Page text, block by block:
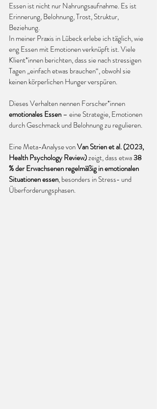
Essen ist nicht nur Nahrungsaufnahme. Es ist
Erinnerung, Belohnung, Trost, Struktur,
Beziehung.
In meiner Praxis in Lübeck erlebe ich täglich, wie
eng Essen mit Emotionen verknüpft ist. Viele
Klient*innen berichten, dass sie nach stressigen
Tagen „einfach etwas brauchen“, obwohl sie
keinen körperlichen Hunger verspüren.
Dieses Verhalten nennen Forscher*innen
emotionales Essen – eine Strategie, Emotionen
durch Geschmack und Belohnung zu regulieren.
Eine Meta-Analyse von Van Strien et al. (2023,
Health Psychology Review) zeigt, dass etwa 38
% der Erwachsenen regelmäßig in emotionalen
Situationen essen, besonders in Stress- und
Überforderungsphasen.